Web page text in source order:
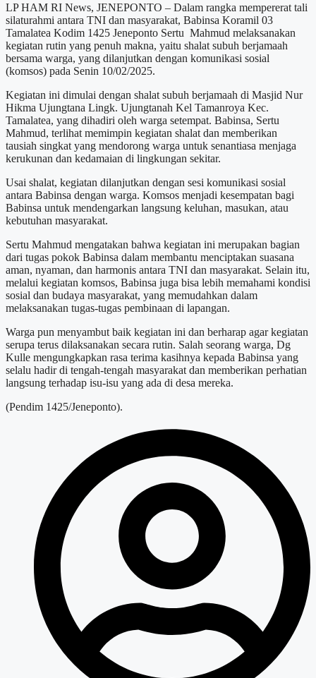
LP HAM RI News, JENEPONTO – Dalam rangka mempererat tali
silaturahmi antara TNI dan masyarakat, Babinsa Koramil 03
Tamalatea Kodim 1425 Jeneponto Sertu Mahmud melaksanakan
kegiatan rutin yang penuh makna, yaitu shalat subuh berjamaah
bersama warga, yang dilanjutkan dengan komunikasi sosial
(komsos) pada Senin 10/02/2025.
Kegiatan ini dimulai dengan shalat subuh berjamaah di Masjid Nur
Hikma Ujungtana Lingk. Ujungtanah Kel Tamanroya Kec.
Tamalatea, yang dihadiri oleh warga setempat. Babinsa, Sertu
Mahmud, terlihat memimpin kegiatan shalat dan memberikan
tausiah singkat yang mendorong warga untuk senantiasa menjaga
kerukunan dan kedamaian di lingkungan sekitar.
Usai shalat, kegiatan dilanjutkan dengan sesi komunikasi sosial
antara Babinsa dengan warga. Komsos menjadi kesempatan bagi
Babinsa untuk mendengarkan langsung keluhan, masukan, atau
kebutuhan masyarakat.
Sertu Mahmud mengatakan bahwa kegiatan ini merupakan bagian
dari tugas pokok Babinsa dalam membantu menciptakan suasana
aman, nyaman, dan harmonis antara TNI dan masyarakat. Selain itu,
melalui kegiatan komsos, Babinsa juga bisa lebih memahami kondisi
sosial dan budaya masyarakat, yang memudahkan dalam
melaksanakan tugas-tugas pembinaan di lapangan.
Warga pun menyambut baik kegiatan ini dan berharap agar kegiatan
serupa terus dilaksanakan secara rutin. Salah seorang warga, Dg
Kulle mengungkapkan rasa terima kasihnya kepada Babinsa yang
selalu hadir di tengah-tengah masyarakat dan memberikan perhatian
langsung terhadap isu-isu yang ada di desa mereka.
(Pendim 1425/Jeneponto).